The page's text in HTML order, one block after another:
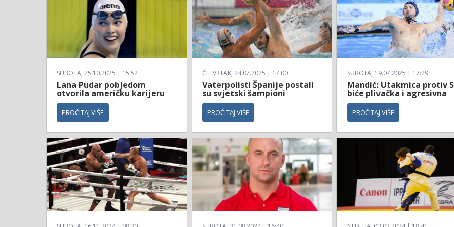
SUBOTA, 25.10.2025 | 15:52
Lana Pudar pobjedom
otvorila američku karijeru
PROČITAJ VIŠE
ČETVRTAK, 24.07.2025 | 17:00
Vaterpolisti Španije postali
su svjetski šampioni
PROČITAJ VIŠE
SUBOTA, 19.07.2025 | 17:29
Mandić: Utakmica protiv
biće plivačka i agresivna
PROČITAJ VIŠE